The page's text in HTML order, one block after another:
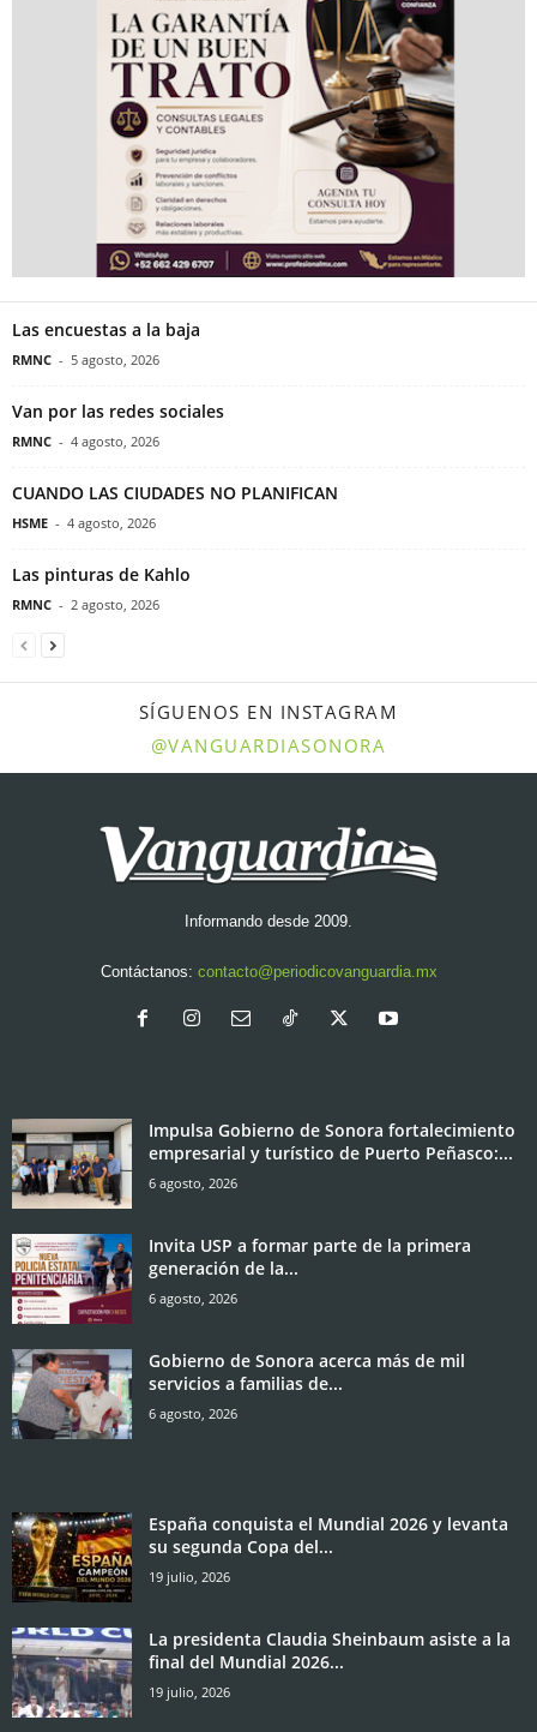
Las encuestas a la baja
RMNC - 5 agosto, 2026
Van por las redes sociales
RMNC - 4 agosto, 2026
CUANDO LAS CIUDADES NO PLANIFICAN
HSME - 4 agosto, 2026
Las pinturas de Kahlo
RMNC - 2 agosto, 2026
SÍGUENOS EN INSTAGRAM
@VANGUARDIASONORA
Informando desde 2009.
Contáctanos: contacto@periodicovanguardia.mx
Impulsa Gobierno de Sonora fortalecimiento
empresarial y turístico de Puerto Peñasco:...
6 agosto, 2026
Invita USP a formar parte de la primera
generación de la...
6 agosto, 2026
Gobierno de Sonora acerca más de mil
servicios a familias de...
6 agosto, 2026
España conquista el Mundial 2026 y levanta
su segunda Copa del...
19 julio, 2026
La presidenta Claudia Sheinbaum asiste a la
final del Mundial 2026...
19 julio, 2026